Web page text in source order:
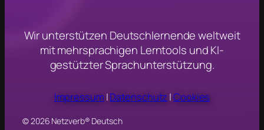
Wir unterstützen Deutschlernende weltweit
mit mehrsprachigen Lerntools und KI-
gestützter Sprachunterstützung.
Impressum |Datenschutz |Cookies
© 2026 Netzverb® Deutsch